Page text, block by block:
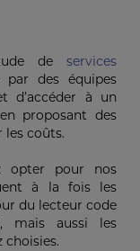
de services
des équipes
d’accéder à un
proposant des
les coûts.
opter pour nos
à la fois les
du lecteur code
mais aussi les
choisies.